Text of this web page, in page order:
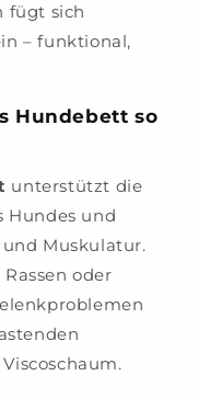
fügt sich
– funktional,
Hundebett so
unterstützt die
Hundes und
Muskulatur.
oder